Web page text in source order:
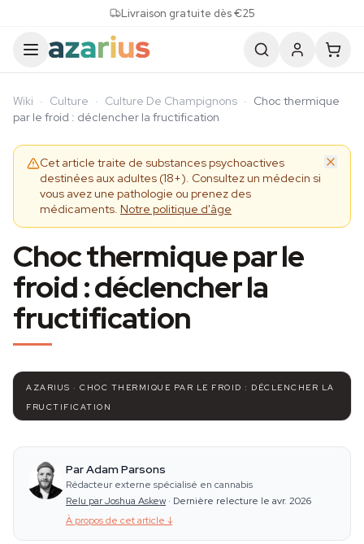
Livraison gratuite dès €25
Wiki · Culture · Culture De Champignons · Choc thermique
par le froid : déclencher la fructification
Cet article traite de substances psychoactives
destinées aux adultes (18+). Consultez un médecin si
vous avez une pathologie ou prenez des
médicaments. Notre politique d'âge
Choc thermique par le
froid : déclencher la
fructification
AZARIUS · CHOC THERMIQUE PAR LE FROID : DÉCLENCHER LA
FRUCTIFICATION
Par Adam Parsons
Rédacteur externe spécialisé en cannabis
Relu par Joshua Askew · Dernière relecture le avr. 2026
À propos de cet article ↓